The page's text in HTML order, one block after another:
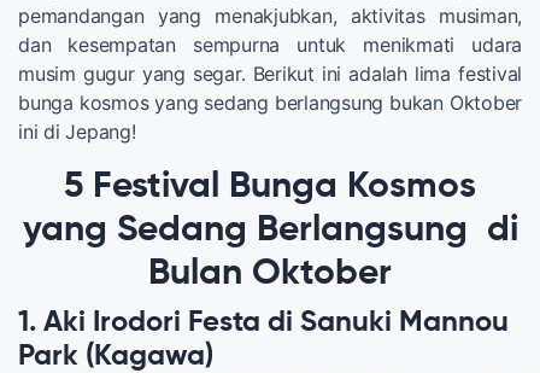
pemandangan yang menakjubkan, aktivitas musiman,
dan kesempatan sempurna untuk menikmati udara
musim gugur yang segar. Berikut ini adalah lima festival
bunga kosmos yang sedang berlangsung bukan Oktober
ini di Jepang!
5 Festival Bunga Kosmos
yang Sedang Berlangsung di
Bulan Oktober
1. Aki Irodori Festa di Sanuki Mannou
Park (Kagawa)